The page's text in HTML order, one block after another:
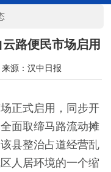
路便民市场启用
来源： 汉中日报
正式启用，同步开
面取缔马路流动摊
县整治占道经营乱
人居环境的一个缩